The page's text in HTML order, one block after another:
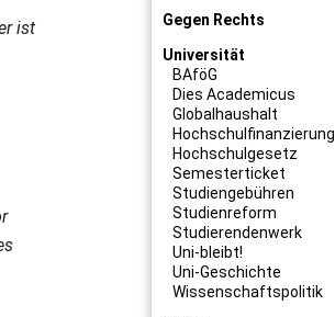
ist
Gegen Rechts
Universität
BAföG
Dies Academicus
Globalhaushalt
Hochschulfinanzierung
Hochschulgesetz
Semesterticket
Studiengebühren
Studienreform
Studierendenwerk
Uni-bleibt!
Uni-Geschichte
Wissenschaftspolitik